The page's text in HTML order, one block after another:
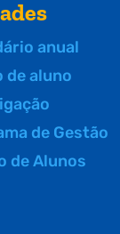
anual
de aluno
de Gestão
de Alunos